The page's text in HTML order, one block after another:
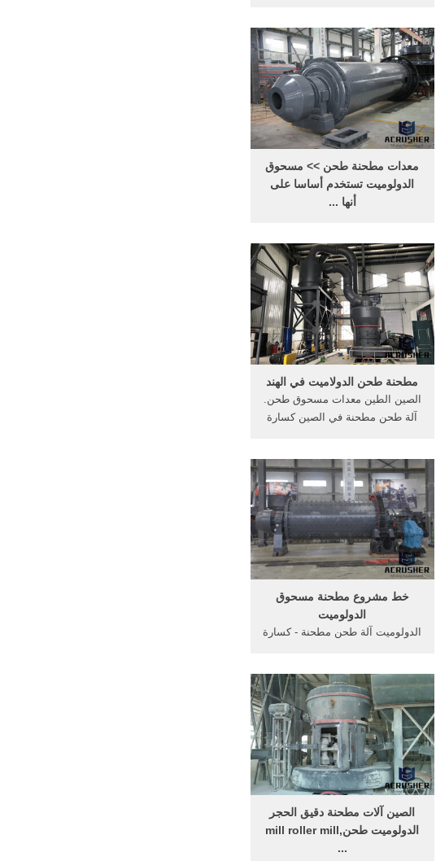
تصنيع مسحوق ريمونطاحونة الكرة
طحن الجاف خبث الفرن
العاليمسحوق الحديد محطم في
السويد,ريمون مطحنة
المعداتسلسلة من كسارة ...
معدات مطحنة طحن >> مسحوق
الدولوميت تستخدم أساسا على
أنها ...
الكالسيت ، الكربون الأسود ريموند
مطحنة طحن الدقيقUS $
580020000any انها المتداول آلة
الضغط هو 1.2 مرات من ريمون
مسحوق تحت نفس .
مطحنة طحن الدولاميت في الهند
الصين الطين معدات مسحوق طحن.
آلة طحن مطحنة في الصين كسارة
الأسمنت طحن الكرة lm الرأسي
مطحنة طحن هو نوع من مسحوق
جزئیات . أعرف أكثر. learn more
خط مشروع مطحنة مسحوق
الدولوميت
الدولوميت آلة طحن مطحنة - كسارة
الصانع مطحنة في الهندالدولوميت
حجر سحق كسارة الحجارة للبيع 30
أيار مايو 2016 الدولوميت محطم آلة
محطم . Get Price
الصين آلات مطحنة دقيق الحجر
الدولوميت طحن,mill roller mill
...